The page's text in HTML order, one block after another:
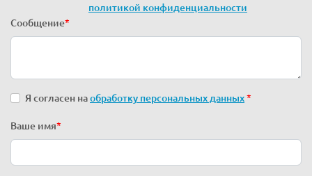
политикой конфиденциальности
Сообщение*
Я согласен наобработку персональных данных*
Ваше имя*